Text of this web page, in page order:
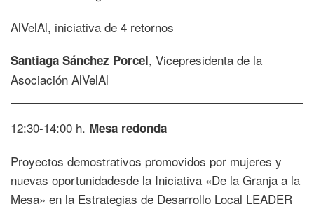
AlVelAl, iniciativa de 4 retornos
Santiaga Sánchez Porcel, Vicepresidenta de la
Asociación AlVelAl
12:30-14:00 h. Mesa redonda
Proyectos demostrativos promovidos por mujeres y
nuevas oportunidadesde la Iniciativa «De la Granja a la
Mesa» en la Estrategias de Desarrollo Local LEADER